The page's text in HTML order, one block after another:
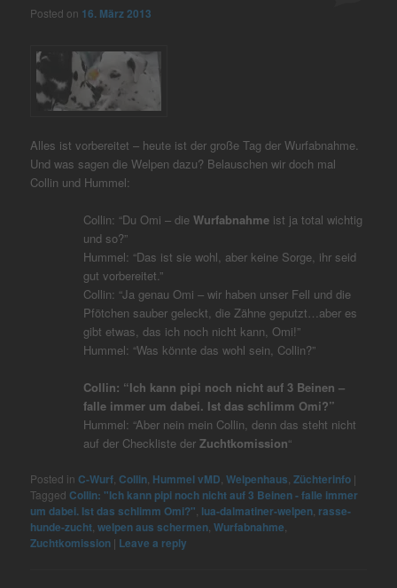
Posted on 16. März 2013
Alles ist vorbereitet – heute ist der große Tag der Wurfabnahme.
Und was sagen die Welpen dazu? Belauschen wir doch mal
Collin und Hummel:
Collin: “Du Omi – dieWurfabnahme ist ja total wichtig
und so?”
Hummel: “Das ist sie wohl, aber keine Sorge, ihr seid
gut vorbereitet.”
Collin: “Ja genau Omi – wir haben unser Fell und die
Pfötchen sauber geleckt, die Zähne geputzt…aber es
gibt etwas, das ich noch nicht kann, Omi!”
Hummel: “Was könnte das wohl sein, Collin?”
Collin: “Ich kann pipi noch nicht auf 3 Beinen –
falle immer um dabei. Ist das schlimm Omi?”
Hummel: “Aber nein mein Collin, denn das steht nicht
auf der Checkliste derZuchtkomission“
Posted in C-Wurf ,Collin Hummel vMD ,Welpenhaus ,Züchterinfo |
Tagged Collin: "Ich kann pipi noch nicht auf 3 Beinen - falle immer
um dabei. Ist das schlimm Omi?" lua-dalmatiner-welpen rasse-
hunde-zucht ,welpen aus schermen ,Wurfabnahme
Zuchtkomission | Leave a reply